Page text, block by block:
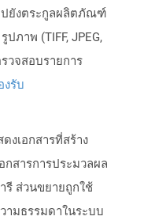
ยังตระกูลผลิตภัณฑ์
ปภาพ (TIFF, JPEG,
วจสอบรายการ
รับ
งเอกสารที่สร้าง
กสารการประมวลผล
รี ส่วนขยายถูกใช้
ามธรรมดาในระบบ